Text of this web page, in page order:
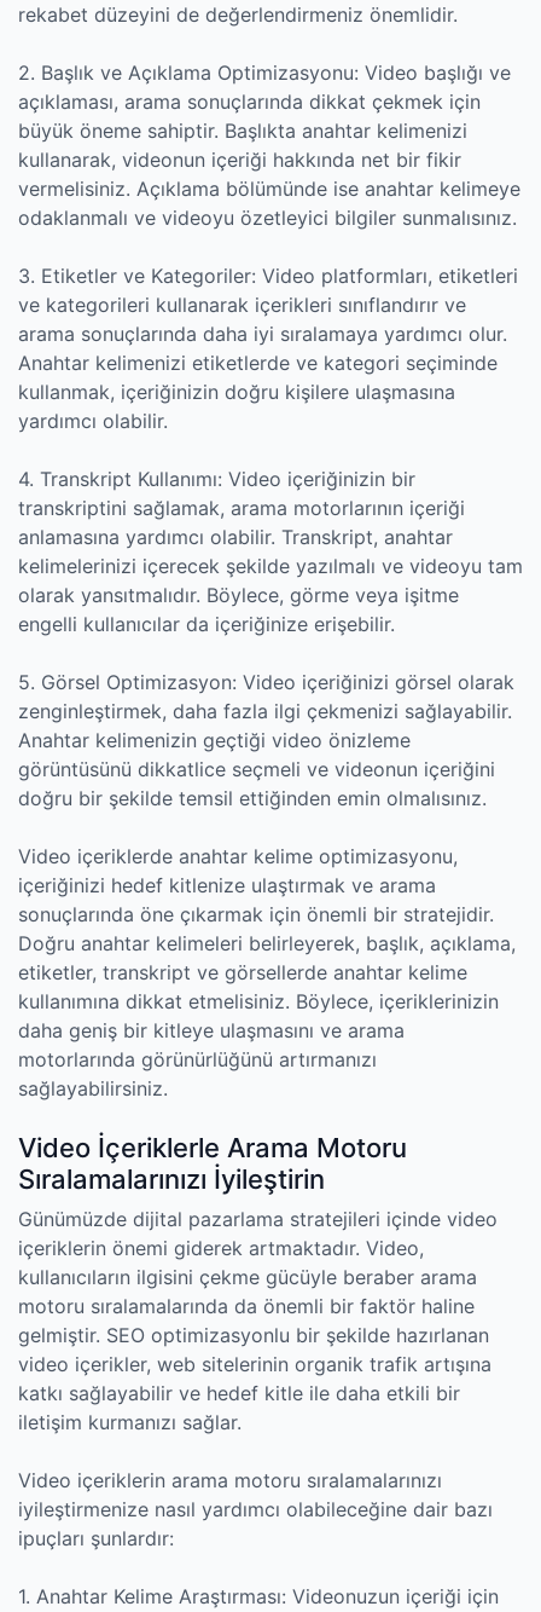
rekabet düzeyini de değerlendirmeniz önemlidir.
2. Başlık ve Açıklama Optimizasyonu: Video başlığı ve
açıklaması, arama sonuçlarında dikkat çekmek için
büyük öneme sahiptir. Başlıkta anahtar kelimenizi
kullanarak, videonun içeriği hakkında net bir fikir
vermelisiniz. Açıklama bölümünde ise anahtar kelimeye
odaklanmalı ve videoyu özetleyici bilgiler sunmalısınız.
3. Etiketler ve Kategoriler: Video platformları, etiketleri
ve kategorileri kullanarak içerikleri sınıflandırır ve
arama sonuçlarında daha iyi sıralamaya yardımcı olur.
Anahtar kelimenizi etiketlerde ve kategori seçiminde
kullanmak, içeriğinizin doğru kişilere ulaşmasına
yardımcı olabilir.
4. Transkript Kullanımı: Video içeriğinizin bir
transkriptini sağlamak, arama motorlarının içeriği
anlamasına yardımcı olabilir. Transkript, anahtar
kelimelerinizi içerecek şekilde yazılmalı ve videoyu tam
olarak yansıtmalıdır. Böylece, görme veya işitme
engelli kullanıcılar da içeriğinize erişebilir.
5. Görsel Optimizasyon: Video içeriğinizi görsel olarak
zenginleştirmek, daha fazla ilgi çekmenizi sağlayabilir.
Anahtar kelimenizin geçtiği video önizleme
görüntüsünü dikkatlice seçmeli ve videonun içeriğini
doğru bir şekilde temsil ettiğinden emin olmalısınız.
Video içeriklerde anahtar kelime optimizasyonu,
içeriğinizi hedef kitlenize ulaştırmak ve arama
sonuçlarında öne çıkarmak için önemli bir stratejidir.
Doğru anahtar kelimeleri belirleyerek, başlık, açıklama,
etiketler, transkript ve görsellerde anahtar kelime
kullanımına dikkat etmelisiniz. Böylece, içeriklerinizin
daha geniş bir kitleye ulaşmasını ve arama
motorlarında görünürlüğünü artırmanızı
sağlayabilirsiniz.
Video İçeriklerle Arama Motoru
Sıralamalarınızı İyileştirin
Günümüzde dijital pazarlama stratejileri içinde video
içeriklerin önemi giderek artmaktadır. Video,
kullanıcıların ilgisini çekme gücüyle beraber arama
motoru sıralamalarında da önemli bir faktör haline
gelmiştir. SEO optimizasyonlu bir şekilde hazırlanan
video içerikler, web sitelerinin organik trafik artışına
katkı sağlayabilir ve hedef kitle ile daha etkili bir
iletişim kurmanızı sağlar.
Video içeriklerin arama motoru sıralamalarınızı
iyileştirmenize nasıl yardımcı olabileceğine dair bazı
ipuçları şunlardır:
1. Anahtar Kelime Araştırması: Videonuzun içeriği için